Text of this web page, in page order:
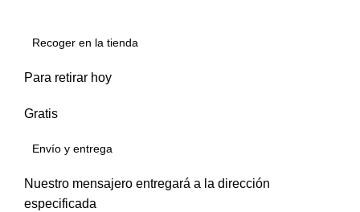
Recoger en la tienda
Para retirar hoy
Gratis
Envío y entrega
Nuestro mensajero entregará a la dirección
especificada